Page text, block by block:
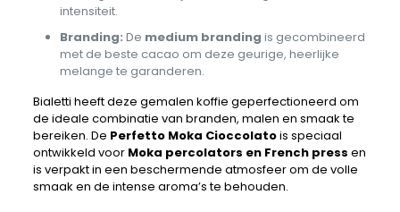
intensiteit.
Branding: De medium branding is gecombineerd
met de beste cacao om deze geurige, heerlijke
melange te garanderen.
Bialetti heeft deze gemalen koffie geperfectioneerd om
de ideale combinatie van branden, malen en smaak te
bereiken. De Perfetto Moka Cioccolatois speciaal
ontwikkeld voor Moka percolators en French press en
is verpakt in een beschermende atmosfeer om de volle
smaak en de intense aroma’s te behouden.